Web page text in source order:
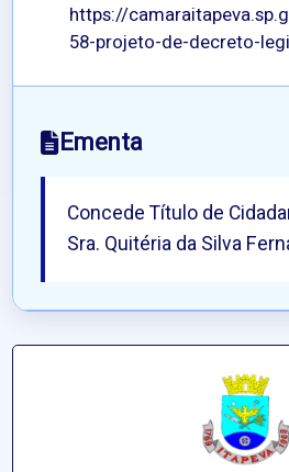
https://
58-projeto-de-decreto-
Ementa
Concede Título de
Sra. Quitéria da Silva